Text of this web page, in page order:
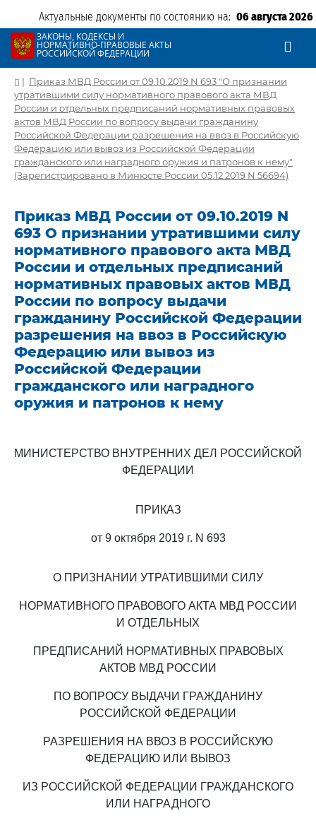
Актуальные документы по состоянию на: 06 августа 2026
ЗАКОНЫ, КОДЕКСЫ И
НОРМАТИВНО-ПРАВОВЫЕ АКТЫ
РОССИЙСКОЙ ФЕДЕРАЦИИ
| Приказ МВД России от 09.10.2019 N 693 "О признании
утратившими силу нормативного правового акта МВД
России и отдельных предписаний нормативных правовых
актов МВД России по вопросу выдачи гражданину
Российской Федерации разрешения на ввоз в Российскую
Федерацию или вывоз из Российской Федерации
гражданского или наградного оружия и патронов к нему"
(Зарегистрировано в Минюсте России 05.12.2019 N 56694)
Приказ МВД России от 09.10.2019 N
693 О признании утратившими силу
нормативного правового акта МВД
России и отдельных предписаний
нормативных правовых актов МВД
России по вопросу выдачи
гражданину Российской Федерации
разрешения на ввоз в Российскую
Федерацию или вывоз из
Российской Федерации
гражданского или наградного
оружия и патронов к нему
МИНИСТЕРСТВО ВНУТРЕННИХ ДЕЛ РОССИЙСКОЙ
ФЕДЕРАЦИИ
ПРИКАЗ
от 9 октября 2019 г. N 693
О ПРИЗНАНИИ УТРАТИВШИМИ СИЛУ
НОРМАТИВНОГО ПРАВОВОГО АКТА МВД РОССИИ
И ОТДЕЛЬНЫХ
ПРЕДПИСАНИЙ НОРМАТИВНЫХ ПРАВОВЫХ
АКТОВ МВД РОССИИ
ПО ВОПРОСУ ВЫДАЧИ ГРАЖДАНИНУ
РОССИЙСКОЙ ФЕДЕРАЦИИ
РАЗРЕШЕНИЯ НА ВВОЗ В РОССИЙСКУЮ
ФЕДЕРАЦИЮ ИЛИ ВЫВОЗ
ИЗ РОССИЙСКОЙ ФЕДЕРАЦИИ ГРАЖДАНСКОГО
ИЛИ НАГРАДНОГО